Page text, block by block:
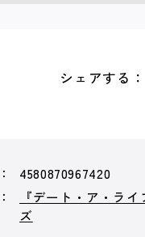
シェアする：
4580870967420
『デート・ア・ラ
ズ